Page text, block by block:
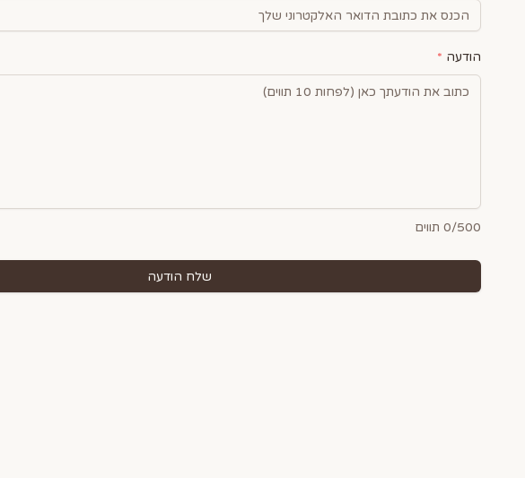
הודעה *
0/500 תווים
שלח הודעה